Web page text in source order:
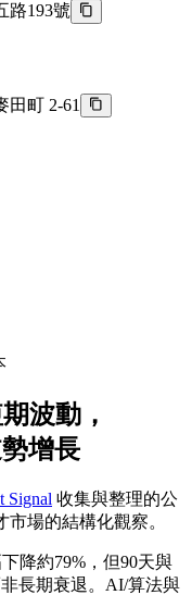
路193號
田町 2-61
波動，
增長
Signal 收集與整理的公
場的結構化觀察。
降約79%，但90天與
長期衰退。AI/算法與